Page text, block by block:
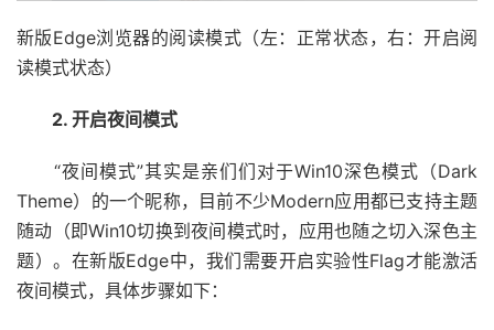
新版Edge浏览器的阅读模式（左：正常状态，右：开启阅
读模式状态）
2. 开启夜间模式
“夜间模式”其实是亲们们对于Win10深色模式（Dark
Theme）的一个昵称，目前不少Modern应用都已支持主题
随动（即Win10切换到夜间模式时，应用也随之切入深色主
题）。在新版Edge中，我们需要开启实验性Flag才能激活
夜间模式，具体步骤如下：